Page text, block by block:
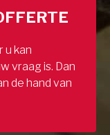
u kan
vraag is. Dan
de hand van